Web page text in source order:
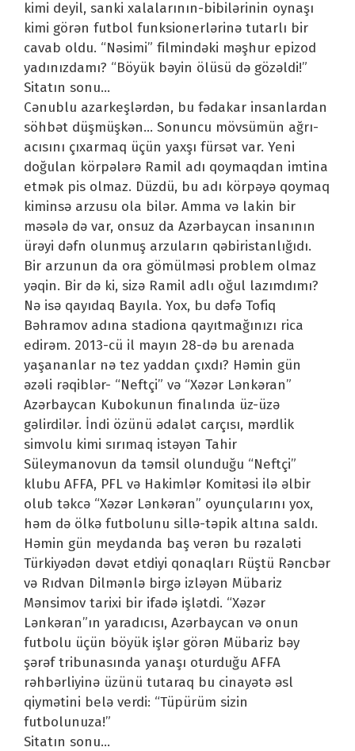
kimi deyil, sanki xalalarının-bibilərinin oynaşı
kimi görən futbol funksionerlərinə tutarlı bir
cavab oldu. “Nəsimi” filmindəki məşhur epizod
yadınızdamı? “Böyük bəyin ölüsü də gözəldi!”
Sitatın sonu…
Cənublu azarkeşlərdən, bu fədakar insanlardan
söhbət düşmüşkən… Sonuncu mövsümün ağrı-
acısını çıxarmaq üçün yaxşı fürsət var. Yeni
doğulan körpələrə Ramil adı qoymaqdan imtina
etmək pis olmaz. Düzdü, bu adı körpəyə qoymaq
kiminsə arzusu ola bilər. Amma və lakin bir
məsələ də var, onsuz da Azərbaycan insanının
ürəyi dəfn olunmuş arzuların qəbiristanlığıdı.
Bir arzunun da ora gömülməsi problem olmaz
yəqin. Bir də ki, sizə Ramil adlı oğul lazımdımı?
Nə isə qayıdaq Bayıla. Yox, bu dəfə Tofiq
Bəhramov adına stadiona qayıtmağınızı rica
edirəm. 2013-cü il mayın 28-də bu arenada
yaşananlar nə tez yaddan çıxdı? Həmin gün
əzəli rəqiblər- “Neftçi” və “Xəzər Lənkəran”
Azərbaycan Kubokunun finalında üz-üzə
gəlirdilər. İndi özünü ədalət carçısı, mərdlik
simvolu kimi sırımaq istəyən Tahir
Süleymanovun da təmsil olunduğu “Neftçi”
klubu AFFA, PFL və Hakimlər Komitəsi ilə əlbir
olub təkcə “Xəzər Lənkəran” oyunçularını yox,
həm də ölkə futbolunu sillə-təpik altına saldı.
Həmin gün meydanda baş verən bu rəzaləti
Türkiyədən dəvət etdiyi qonaqları Rüştü Rəncbər
və Rıdvan Dilmənlə birgə izləyən Mübariz
Mənsimov tarixi bir ifadə işlətdi. “Xəzər
Lənkəran”ın yaradıcısı, Azərbaycan və onun
futbolu üçün böyük işlər görən Mübariz bəy
şərəf tribunasında yanaşı oturduğu AFFA
rəhbərliyinə üzünü tutaraq bu cinayətə əsl
qiymətini belə verdi: “Tüpürüm sizin
futbolunuza!”
Sitatın sonu…